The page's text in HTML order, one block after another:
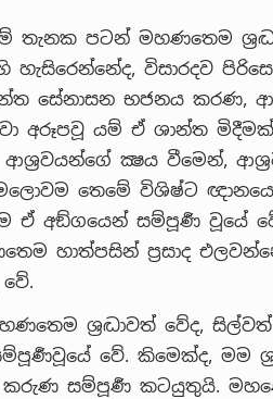
තැනක පටන් මහණතෙම
විසාරදව
සේනාසන භජනය කරණ,
අරූපවූ යම් ඒ ශාන්ත
ආශ්‍රවයන්ගේ ක්‍ෂය වීමෙන්,
තෙමේ විශිෂ්ට
ඒ අඞ්ගයෙන් සම්පූර්‍ණ වූයේ
හාත්පසින් ප්‍රසාද
ශ්‍රද්‍ධාවත් වේද,
වේ. කිමෙක්ද, මම
කරුණ සම්පූර්‍ණ කටයුතුයි.